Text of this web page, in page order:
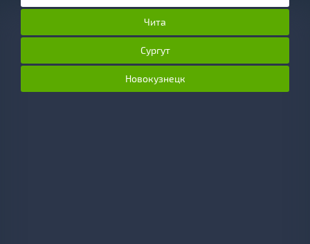
Чита
Сургут
Новокузнецк